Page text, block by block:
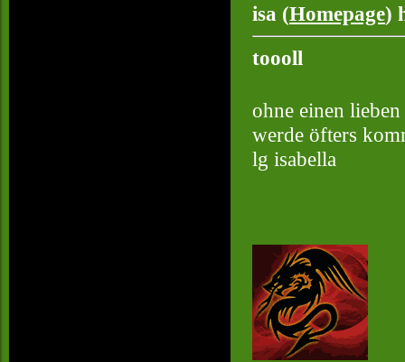
isa (Homepage)
toooll
ohne einen
werde öfters
lg isabella